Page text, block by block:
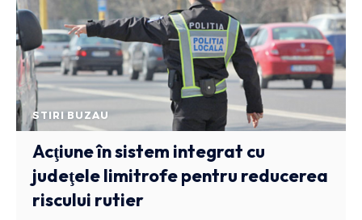
STIRI BUZAU
Acţiune în sistem integrat cu
judeţele limitrofe pentru reducerea
riscului rutier